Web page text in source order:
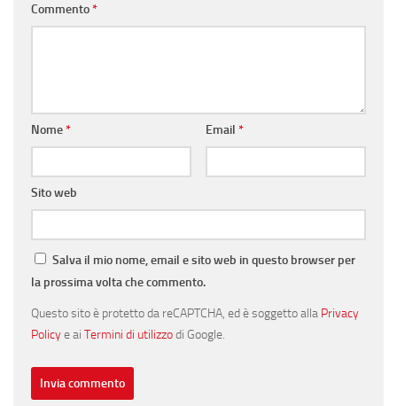
Commento*
Nome* Email *
Sito web
Salva il mio nome, email e sito web in questo browser per
la prossima volta che commento.
Questo sito è protetto da reCAPTCHA, ed è soggetto alla Privacy
Policye ai Termini di utilizzodi Google.